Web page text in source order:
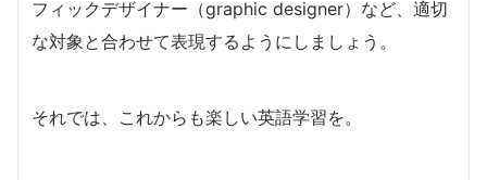
フィックデザイナー（graphic designer）など、適切
な対象と合わせて表現するようにしましょう。
それでは、これからも楽しい英語学習を。